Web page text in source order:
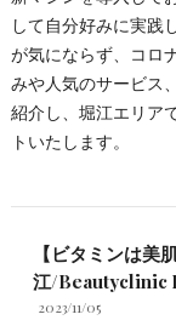
して自分好みに実践
が気にならず、コロ
みや人気のサービス
紹介し、堀江エリア
トいたします。
【ビタミンは美
江/Beautyclinic
2023/11/05